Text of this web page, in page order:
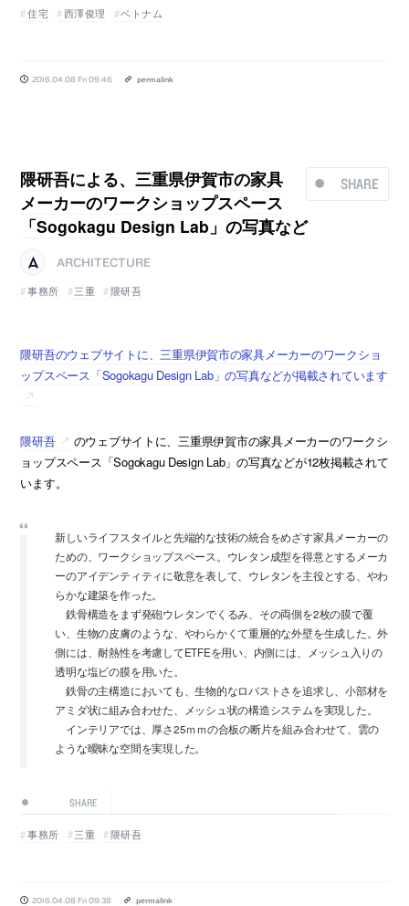
住宅 西澤俊理 ベトナム
2016.04.08 Fri 09:46 permalink
SHARE
隈研吾による、三重県伊賀市の家具
メーカーのワークショップスペース
「Sogokagu Design Lab」の写真など
ARCHITECTURE
事務所
三重 隈研吾
隈研吾のウェブサイトに、三重県伊賀市の家具メーカーのワークショ
ップスペース「Sogokagu Design Lab」の写真などが掲載されています
隈研吾
のウェブサイトに、三重県伊賀市の家具メーカーのワークシ
ョップスペース「Sogokagu Design Lab」の写真などが12枚掲載されて
います。
新しいライフスタイルと先端的な技術の統合をめざす家具メーカーの
ための、ワークショップスペース。ウレタン成型を得意とするメーカ
ーのアイデンティティに敬意を表して、ウレタンを主役とする、やわ
らかな建築を作った。
鉄骨構造をまず発砲ウレタンでくるみ、その両側を2枚の膜で覆
い、生物の皮膚のような、やわらかくて重層的な外壁を生成した。外
側には、耐熱性を考慮してETFEを用い、内側には、メッシュ入りの
透明な塩ビの膜を用いた。
鉄骨の主構造においても、生物的なロバストさを追求し、小部材を
アミダ状に組み合わせた、メッシュ状の構造システムを実現した。
インテリアでは、厚さ25ｍｍの合板の断片を組み合わせて、雲の
ような曖昧な空間を実現した。
SHARE
事務所 三重 隈研吾
2016.04.08 Fri 09:38 permalink